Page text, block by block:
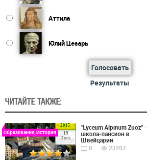
Аттила
Юлий Цезарь
Голосовать
Результаты
ЧИТАЙТЕ ТАКЖЕ:
2015
19
Июль
Образование, История
"Lyceum Alpinum Zuoz" -
школа-пансион в
Швейцарии
0
23207